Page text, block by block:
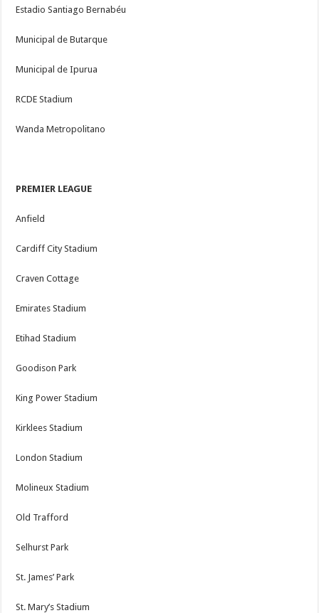
Estadio Santiago Bernabéu
Municipal de Butarque
Municipal de Ipurua
RCDE Stadium
Wanda Metropolitano
PREMIER LEAGUE
Anfield
Cardiff City Stadium
Craven Cottage
Emirates Stadium
Etihad Stadium
Goodison Park
King Power Stadium
Kirklees Stadium
London Stadium
Molineux Stadium
Old Trafford
Selhurst Park
St. James’ Park
St. Mary’s Stadium